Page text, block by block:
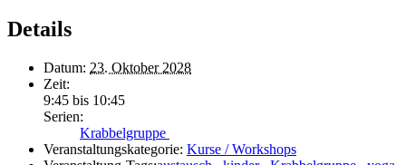
Details
Datum: 23. Oktober 2028
Zeit:
9:45 bis 10:45
Serien:
Krabbelgruppe
Veranstaltungskategorie: Kurse / Workshops